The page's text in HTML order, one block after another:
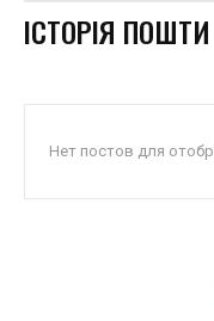
ІСТОРІЯ ПОШТИ
Нет постов для